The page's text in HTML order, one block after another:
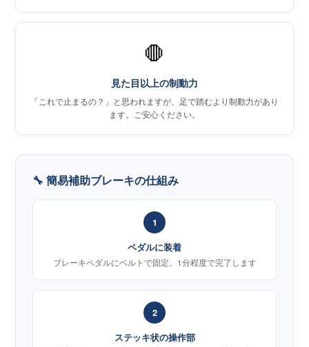
🛑
見た目以上の制動力
「これで止まるの？」と思われますが、足で踏むより制動力があり
ます。ご安心ください。
🔧 簡易補助ブレーキの仕組み
1
ペダルに装着
ブレーキペダルにベルトで固定。1分程度で完了します
2
ステッキ状の操作部